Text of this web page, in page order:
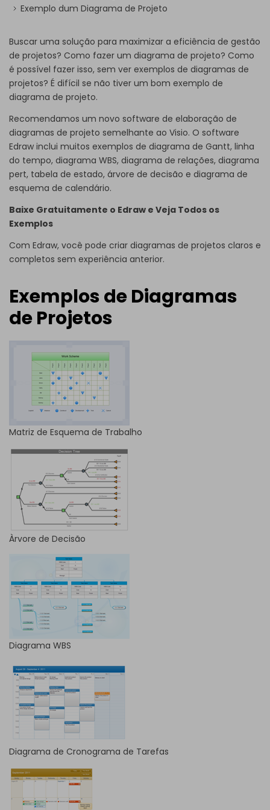
Exemplo dum Diagrama de Projeto
Buscar uma solução para maximizar a eficiência de gestão
de projetos? Como fazer um diagrama de projeto? Como
é possível fazer isso, sem ver exemplos de diagramas de
projetos? É difícil se não tiver um bom exemplo de
diagrama de projeto.
Recomendamos um novo software de elaboração de
diagramas de projeto semelhante ao Visio. O software
Edraw inclui muitos exemplos de diagrama de Gantt, linha
do tempo, diagrama WBS, diagrama de relações, diagrama
pert, tabela de estado, árvore de decisão e diagrama de
esquema de calendário.
Baixe Gratuitamente o Edraw e Veja Todos os
Exemplos
Com Edraw, você pode criar diagramas de projetos claros e
completos sem experiência anterior.
Exemplos de Diagramas
de Projetos
Matriz de Esquema de Trabalho
Àrvore de Decisão
Diagrama WBS
Diagrama de Cronograma de Tarefas